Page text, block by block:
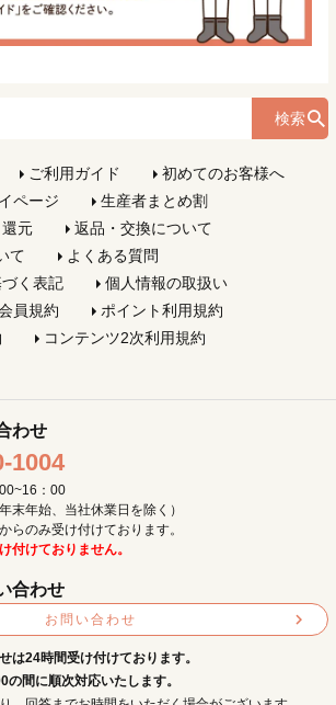
検索
ご利用ガイド
初めてのお客様へ
ページ
生産者まとめ割
元
返品・交換について
て
よくある質問
く表記
個人情報の取扱い
員規約
ポイント利用規約
コンテンツ2次利用規約
わせ
1004
：00
末年始、当社休業日を除く）
らのみ受け付けております。
付けておりません。
合わせ
お問い合わせ
は24時間受け付けております。
間に順次対応いたします。